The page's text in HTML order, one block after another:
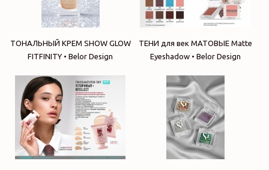
ТОНАЛЬНЫЙ КРЕМ SHOW GLOW
FITFINITY • Belor Design
ТЕНИ для век МАТОВЫЕ Matte
Eyeshadow • Belor Design